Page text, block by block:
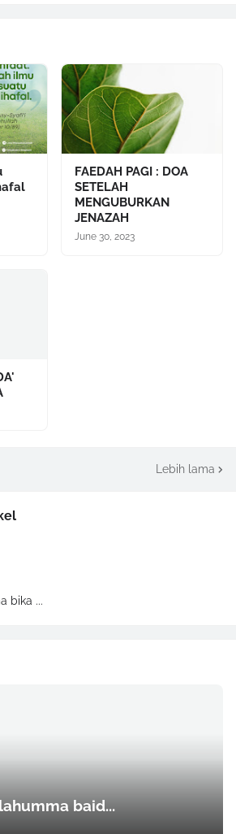
FAEDAH PAGI : DOA
SETELAH
MENGUBURKAN
JENAZAH
June 30, 2023
Lebih lama
bika ...
baid...